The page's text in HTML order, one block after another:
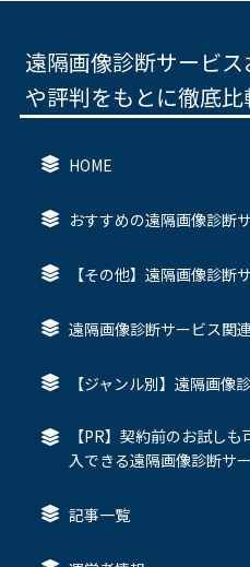
遠隔画像診断サービ
や評判をもとに徹底比
HOME
おすすめの遠隔画像診断
【その他】遠隔画像診断
遠隔画像診断サービス関
【ジャンル別】遠隔画像
【PR】契約前のお試し
入できる遠隔画像診断サ
記事一覧